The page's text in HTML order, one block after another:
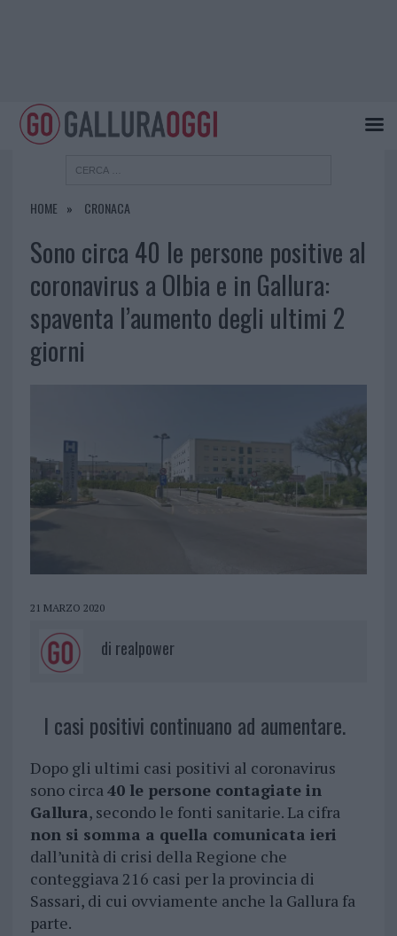
HOME CRONACA
Sono circa 40 le persone positive al
coronavirus a Olbia e in Gallura:
spaventa l’aumento degli ultimi 2
giorni
21 MARZO 2020
di realpower
I casi positivi continuano ad aumentare.
Dopo gli ultimi casi positivi al coronavirus
sono circa40 le persone contagiate in
Gallura, secondo le fonti sanitarie. La cifra
non si somma a quella comunicata ieri
dall’unità di crisi della Regione che
conteggiava 216 casi per la provincia di
Sassari, di cui ovviamente anche la Gallura fa
parte.